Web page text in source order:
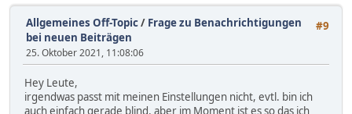
#9
Allgemeines Off-Topic/ Frage zu Benachrichtigungen
bei neuen Beiträgen
25. Oktober 2021, 11:08:06
Hey Leute,
irgendwas passt mit meinen Einstellungen nicht, evtl. bin ich
auch einfach gerade blind, aber im Moment ist es so das ich